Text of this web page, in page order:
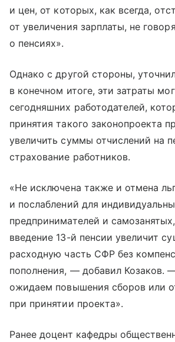
и цен, от которых, как всегда,
от увеличения зарплаты, не
о пенсиях».
Однако с другой стороны,
в конечном итоге, эти затраты
сегодняшних работодателей,
принятия такого законопроекта
увеличить суммы отчислений на
страхование работников.
«Не исключена также и отмена
и послаблений для
предпринимателей и
введение 13-й пенсии увеличит
расходную часть СФР без
пополнения, — добавил Козаков.
ожидаем повышения сборов или
при принятии проекта».
Ранее доцент кафедры